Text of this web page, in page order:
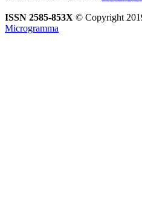
ISSN 2585-853X © Copyright
Microgramma